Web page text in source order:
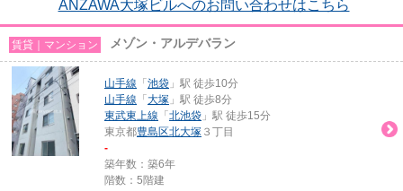
ANZAWA大塚ビルへのお問い合わせはこちら
賃貸｜マンション メゾン・アルデバラン
山手線 「 池袋 」駅 徒歩10分
山手線 「 大塚 」駅 徒歩8分
東武東上線 「 北池袋 」駅 徒歩15分
東京都豊島区北大塚 ３丁目
-
築年数：築6年
階数：5階建